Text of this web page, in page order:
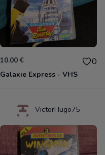
10.00 € 0
Galaxie Express - VHS
VictorHugo75